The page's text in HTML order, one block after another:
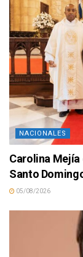
NACIONALES
Carolina
Santo
05/08/2026